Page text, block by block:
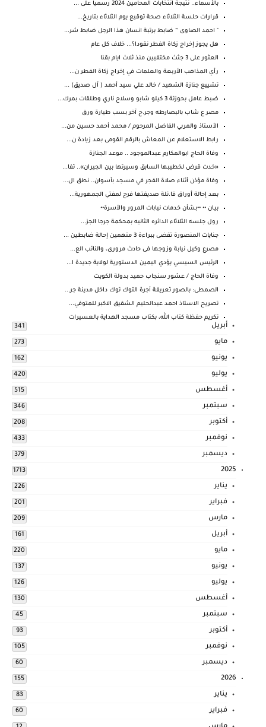
بالأسماء.. نتيجة انتخابات المحامين 2024 رسميا على ...
قرارات حلسة الثلاثاء صحة توقيع يوم الثلاثاء بتاريخ...
" احمد الصاوى ” ضابط برتبة انسان هذا الرجل ضابط شر...
هل يجوز إخراج زكاة الفطر نقودا؟... خلاف كل عام
العثور على 3 جثث مختفيين منذ ثلاث ايام بقنا
رأي المذاهب الأربعة والعلمات في إخراج زكاة الفطر ن...
تشييع جنازة الشهيد / خالد علي سيد أحمد ( آل صديق) ...
ضبط عامل بحوزتة 3 كيلو شابو وسلاح ناري وطلقات بمرك...
مصر ع شاب بالبصارطه وجر.ح آخر بسب طيارة ورق
الأستاذ والمربي الفاضل المرحوم / محمد أحمد حسين من...
رابط الاستعلام عن المعاش بالرقم القومى بعد زيادة ن...
وفاة الحاج ابوالمكارم عبدالموجود .. موعد الجنازة
«خدت قرض لخطيبها السابق وسيرتها بين الجيران».. تفا...
وفاة مؤذن أثناء صلاة الفجر في مسجد بأسوان.. نطق ال...
بعد إحالة أوراق قا.تلة صديقتها فرح لمفتي الجمهورية...
بيـان •• ••بشأن خدمات نيابات المرور والأسرة••
رول جلسه الثلاثاء الدائره الثانيه بمحكمة جرجا الجز...
جنايات المنصورة تقضى ببراءة 3 متهمين إحالة ضابطين ...
مصرع وكيل نيابة وزوجها فى حادث مرورى، والنائب الع...
الرئيس السيسي يؤدي اليمين الدستورية لولاية جديدة ا...
وفاة الحاج / عشور سنجاب حميد بدولة الكويت
الصمطى: بالصور تعريفة أجرة التوك توك داخل مدينة جر...
تصريح الاستاذ احمد عبدالحليم الشقيق الاكبر للمتوفي...
تكريم حفظة كتاب الله، بكتاب مسجد الهداية بالعسيرات
أبريل 341
مايو 273
يونيو 162
يوليو 420
أغسطس 515
سبتمبر 346
أكتوبر 208
نوفمبر 433
ديسمبر 379
2025
1713
يناير 226
فبراير 201
مارس 209
أبريل 161
مايو 220
يونيو 137
يوليو 126
أغسطس 130
سبتمبر 45
أكتوبر 93
نوفمبر 105
ديسمبر 60
2026
155
يناير 83
فبراير 60